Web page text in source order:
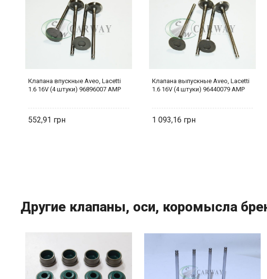
Клапана впускные Aveo, Lacetti
1.6 16V (4 штуки) 96896007 AMP
552,91
Клапана выпускные Aveo, Lacetti
1.6 16V (4 штуки) 96440079 AMP
1 093,16
Другие клапаны, оси, коромысла